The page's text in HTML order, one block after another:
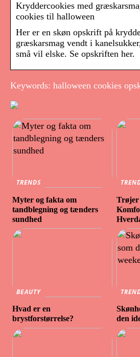
Kryddercookies med
cookies til halloween
Her er en skøn opskrift på
græskarsmag vendt i
små vil elske. Se opskriften her.
Keywords: halloween cookies
TRENDS
Myter og fakta om
tandblegning og tænders
sundhed
Trøjer
BEAUTY
Hvad er en
brystforstørrelse?
den